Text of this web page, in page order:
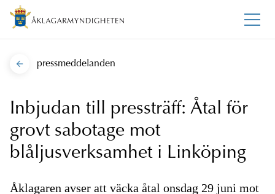
pressmeddelanden
Inbjudan till pressträff: Åtal för
grovt sabotage mot
blåljusverksamhet i Linköping
Åklagaren avser att väcka åtal onsdag 29 juni mot